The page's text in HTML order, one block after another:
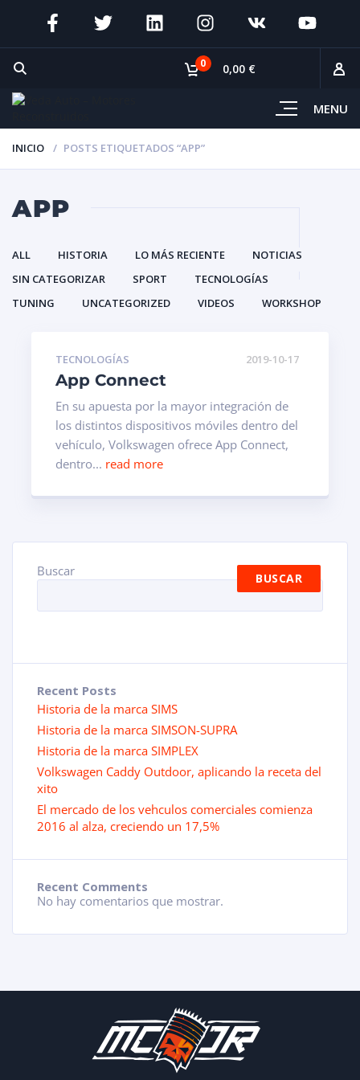
MENU
0 0,00 €
INICIO POSTS ETIQUETADOS “APP”
APP
ALL HISTORIA LO MÁS RECIENTE
NOTICIAS
SIN CATEGORIZAR
SPORT
TECNOLOGÍAS
TUNING
UNCATEGORIZED VIDEOS WORKSHOP
TECNOLOGÍAS 2019-10-17
App Connect
En su apuesta por la mayor integración de
los distintos dispositivos móviles dentro del
vehículo, Volkswagen ofrece App Connect,
dentro... read more
Buscar BUSCAR
Recent Posts
Historia de la marca SIMS
Historia de la marca SIMSON-SUPRA
Historia de la marca SIMPLEX
Volkswagen Caddy Outdoor, aplicando la receta del
xito
El mercado de los vehculos comerciales comienza
2016 al alza, creciendo un 17,5%
Recent Comments
No hay comentarios que mostrar.